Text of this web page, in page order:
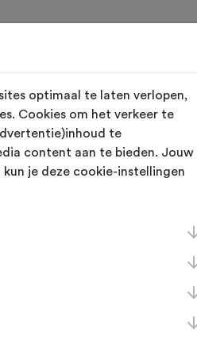
dorp beklim je
klim is met 700
is het
optimaal te laten verlopen,
Cookies om het verkeer te
te
content aan te bieden. Jouw
je deze cookie-instellingen